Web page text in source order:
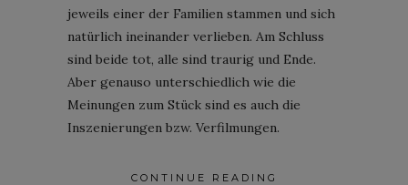
jeweils einer der Familien stammen und sich
natürlich ineinander verlieben. Am Schluss
sind beide tot, alle sind traurig und Ende.
Aber genauso unterschiedlich wie die
Meinungen zum Stück sind es auch die
Inszenierungen bzw. Verfilmungen.
CONTINUE READING